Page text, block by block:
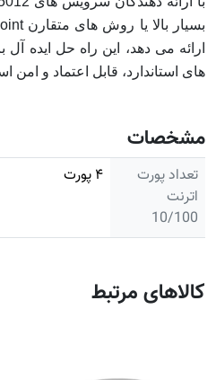
ارائه می دهد، این راه حل ایده
های استاندارد، قابل اعتماد و امن
مشخصات
تعداد پورت
اترنت
10/100
۴ پورت
کالاهای مرتبط